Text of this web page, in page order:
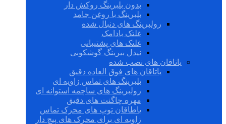
بدون بلبرینگ روکش دار
بلبرینگ با روغن جامد
رولبرینگ های دنبال شده
غلتک بادامک
غلتک های پشتیبانی
نیدل بیرینگ گوشکوبی
یاتاقان های نصب شده
یاتاقان های فوق العاده دقیق
بلبرینگ های تماس زاویه ای
رولبرینگ های ساچمه استوانه ای
مهره چاگنت های دقیق
یاطاقان توپ های محرک تماس
زاویه ای برای محرک های پیچ دار